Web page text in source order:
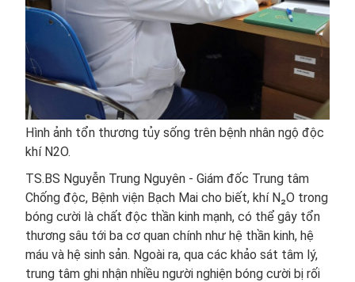
Hình ảnh tổn thương tủy sống trên bệnh nhân ngộ độc
khí N2O.
TS.BS Nguyễn Trung Nguyên - Giám đốc Trung tâm
Chống độc, Bệnh viện Bạch Mai cho biết, khí N₂O trong
bóng cười là chất độc thần kinh mạnh, có thể gây tổn
thương sâu tới ba cơ quan chính như hệ thần kinh, hệ
máu và hệ sinh sản. Ngoài ra, qua các khảo sát tâm lý,
trung tâm ghi nhận nhiều người nghiện bóng cười bị rối